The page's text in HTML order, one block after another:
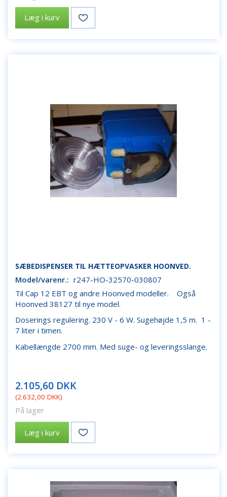
Læg i kurv
SÆBEDISPENSER TIL HÆTTEOPVASKER HOONVED.
Model/varenr.: r247-HO-32570-030807
Til Cap 12 EBT og andre Hoonved modeller. Også
Hoonved 38127 til nye model.
Doserings regulering. 230 V - 6 W. Sugehøjde 1,5 m. 1 -
7 liter i timen.
Kabellængde 2700 mm. Med suge- og leveringsslange.
2.105,60 DKK
(2.632,00 DKK)
På lager
Læg i kurv